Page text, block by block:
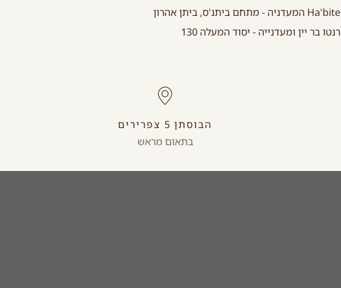
Ha'bite המעדניה - מתחם ביתנ'ס, ביתן אהרון
רנטו בר יין ומעדנייה - יסוד המעלה 130
הבוסתן 5 צפרירים
בתאום מראש